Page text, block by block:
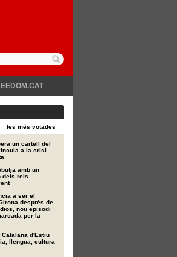
les més votades
un cartell del
a la crisi
amb un
dels reis
a ser el
després de
nou episodi
per la
d'Estiu
llengua, cultura